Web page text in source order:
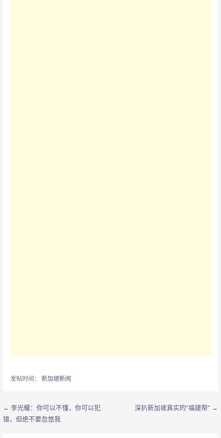
发帖时间： 新加坡新闻
文
← 李光耀：你可以不懂，你可以犯
错，但绝不要忽悠我
深扒新加坡真实的“福建帮” →